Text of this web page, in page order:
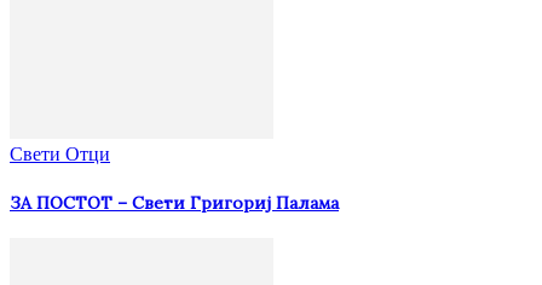
Свети Отци
ЗА ПОСТОТ – Свети Григориј Палама